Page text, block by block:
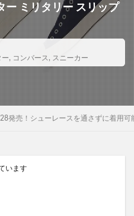
ー ミリタリー スリップ
ー, コンバース , スニーカー
発売！シューレースを通さずに着用可
います